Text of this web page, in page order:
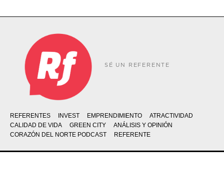
SÉ UN REFERENTE
REFERENTES INVEST EMPRENDIMIENTO
ATRACTIVIDAD
CALIDAD DE VIDA
GREEN CITY
ANÁLISIS Y OPINIÓN
CORAZÓN DEL NORTE PODCAST
REFERENTE